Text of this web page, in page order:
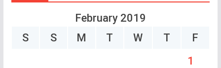
February 2019
S
S M T W T
F
1